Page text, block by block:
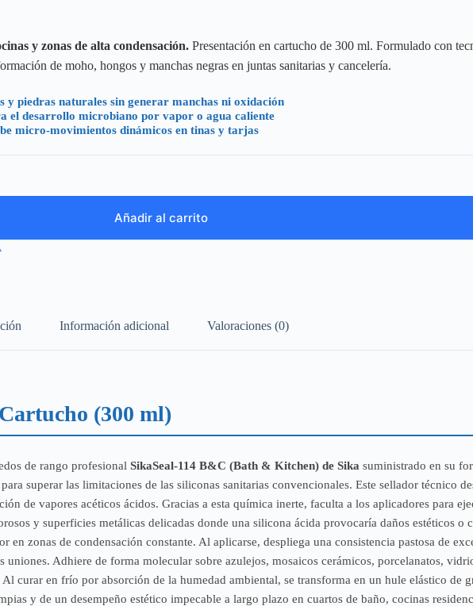
y zonas de alta condensación. Presentación en cartucho de 300 ml. Formulado con
de moho, hongos y manchas negras en juntas sanitarias y cancelería.
piedras naturales sin generar manchas ni oxidación
el desarrollo microbiano por vapor o agua caliente
micro-movimientos dinámicos en tinas y tarjas
Añadir al carrito
Información adicional Valoraciones (0)
(300 ml)
de rango profesional SikaSeal-114 B&C (Bath & Kitchen) de Sika suministrado en su
superar las limitaciones de las siliconas sanitarias convencionales. Este sellador técnico
de vapores acéticos ácidos. Gracias a esta química inerte, faculta a los aplicadores para
y superficies metálicas delicadas donde una silicona ácida provocaría daños estéticos
zonas de condensación constante. Al aplicarse, despliega una consistencia pastosa de
Adhiere de forma molecular sobre azulejos, mosaicos cerámicos, porcelanatos,
curar en frío por absorción de la humedad ambiental, se transforma en un hule elástico de
y de un desempeño estético impecable a largo plazo en cuartos de baño, cocinas